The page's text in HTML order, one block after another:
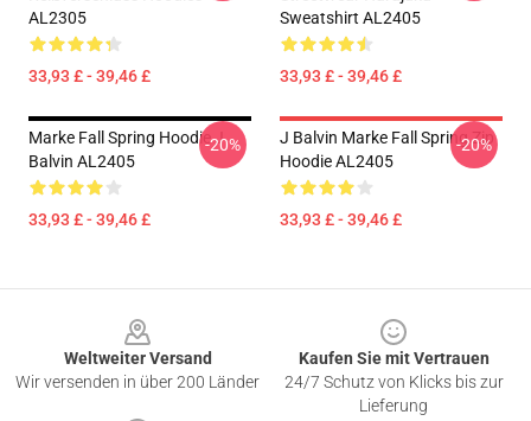
AL2305
33,93 £ - 39,46 £
Sweatshirt AL2405
33,93 £ - 39,46 £
Marke Fall Spring Hoodie J
Balvin AL2405
33,93 £ - 39,46 £
-20%
J Balvin Marke Fall Spring Zip
Hoodie AL2405
33,93 £ - 39,46 £
-20%
Weltweiter Versand
Wir versenden in über 200 Länder
Kaufen Sie mit Vertrauen
24/7 Schutz von Klicks bis zur
Lieferung